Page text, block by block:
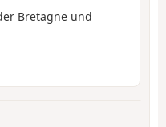
Bretagne und